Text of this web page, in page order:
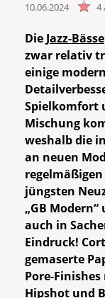
10.06.2024 4
Die Jazz-Bässe
zwar relativ
einige
Spielkomfort
Mischung
weshalb die
an neuen
jüngsten
„GB
auch in
Eindruck!
gemaserte
Pore-
Hipshot und